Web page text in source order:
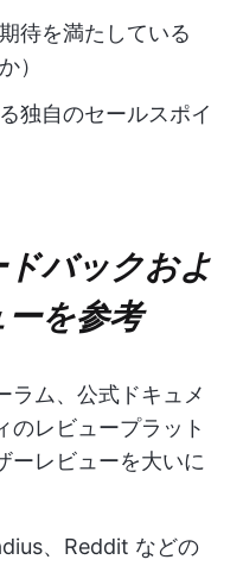
待を満たしている
）
独自のセールスポイ
バックおよ
を参考
ラム、公式ドキュメ
のレビュープラット
ーレビューを大いに
、Reddit などの